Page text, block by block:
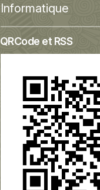
Informatique
QRCode et RSS